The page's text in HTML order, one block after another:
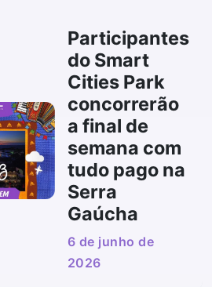
Participantes
do Smart
Cities Park
concorrerão
a final de
semana com
tudo pago na
Serra
Gaúcha
6 de junho de
2026